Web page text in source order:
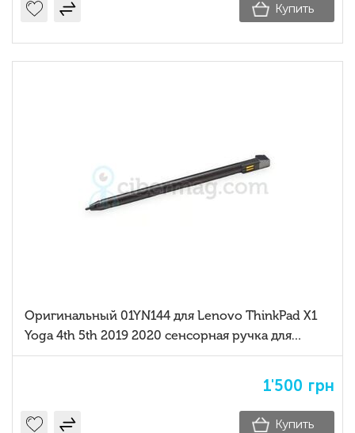
Купить
Оригинальный 01YN144 для Lenovo ThinkPad X1
Yoga 4th 5th 2019 2020 сенсорная ручка для
ноутбука ручка для рукописного ввода
1'500 грн
Купить